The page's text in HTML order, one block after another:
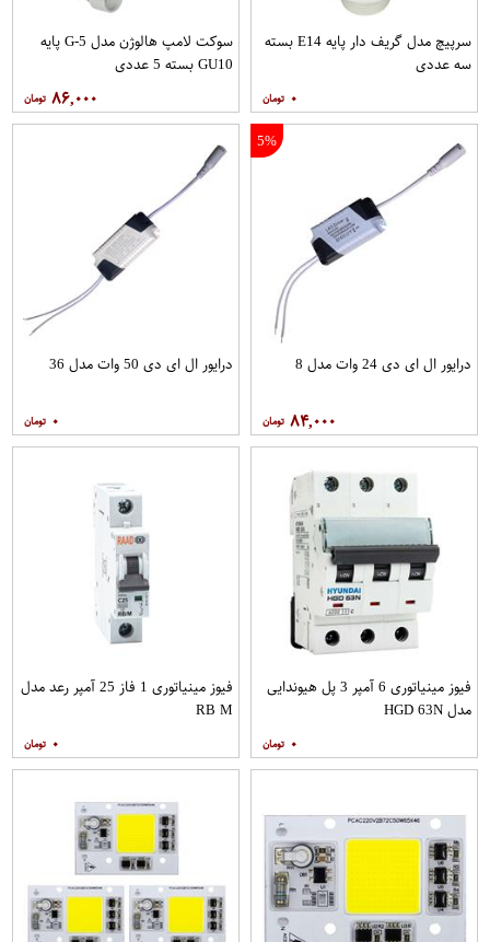
سرپیچ مدل گریف دار پایه E14 بسته
سه عددی
۰
سوکت لامپ هالوژن مدل G-5 پایه
GU10 بسته 5 عددی
۸۶,۰۰۰
5%
درایور ال ای دی 24 وات مدل 8
۸۴,۰۰۰
درایور ال ای دی 50 وات مدل 36
۰
فیوز مینیاتوری 6 آمپر 3 پل هیوندایی
مدل HGD 63N
۰
فیوز مینیاتوری 1 فاز 25 آمپر رعد مدل
RB M
۰